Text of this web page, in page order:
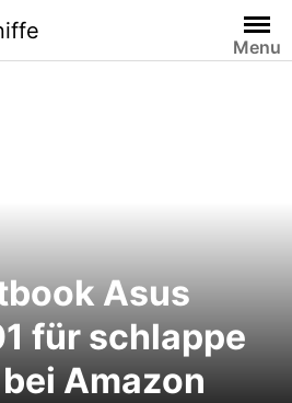
Menu
Asus
für schlappe
Amazon